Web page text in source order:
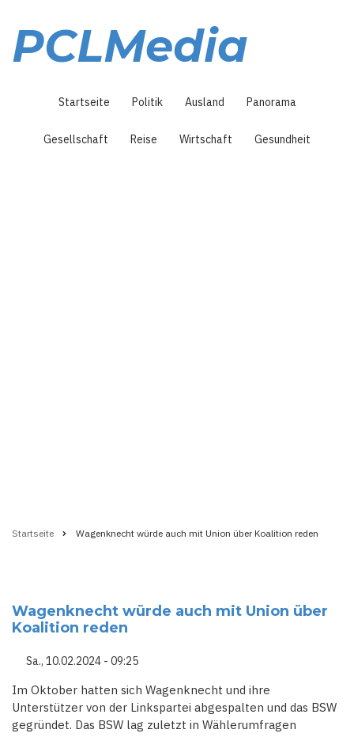
Inhalt
PCLMedia
Startseite Politik Ausland Panorama
Gesellschaft Reise Wirtschaft Gesundheit
Pfadnavigation
Startseite Wagenknecht würde auch mit Union über Koalition reden
Wagenknecht würde auch mit Union über
Koalition reden
Sa., 10.02.2024 - 09:25
Im Oktober hatten sich Wagenknecht und ihre
Unterstützer von der Linkspartei abgespalten und das BSW
gegründet. Das BSW lag zuletzt in Wählerumfragen